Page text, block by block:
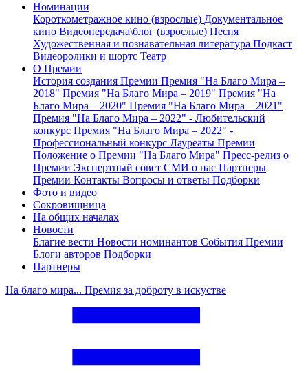
Номинации
Короткометражное кино (взрослые) Документальное
кино Видеопередача\блог (взрослые) Песня
Художественная и познавательная литература Подкаст
Видеоролики и шортс Театр
О Премии
История создания Премии Премия "На Благо Мира –
2018" Премия "На Благо Мира – 2019" Премия "На
Благо Мира – 2020" Премия "На Благо Мира – 2021"
Премия "На Благо Мира – 2022" - Любительский
конкурс Премия "На Благо Мира – 2022" -
Профессиональный конкурс Лауреаты Премии
Положение о Премии "На Благо Мира" Пресс-релиз о
Премии Экспертный совет СМИ о нас Партнеры
Премии Контакты Вопросы и ответы Подборки
Фото и видео
Сокровищница
На общих началах
Новости
Благие вести Новости номинантов События Премии
Блоги авторов Подборки
Партнеры
На благо мира... Премия за доброту в искустве